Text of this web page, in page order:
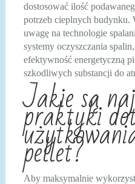
dostosować ilość
potrzeb cieplnych budynku.
uwagę na technologie
systemy oczyszczania
efektywność energetyczną
szkodliwych substancji do
Jakie są
praktyki
pellet?
Aby maksymalnie